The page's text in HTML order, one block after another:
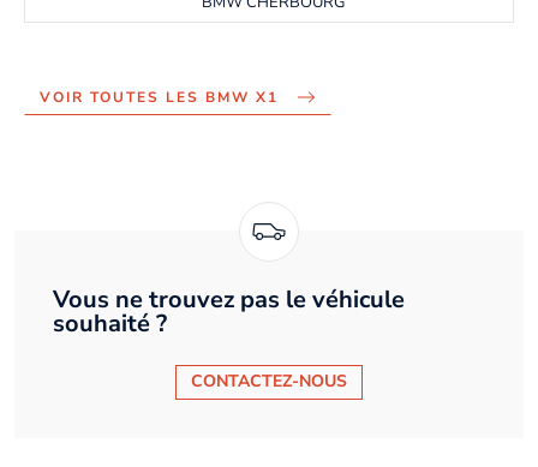
VOIR TOUTES LES BMW X1
Vous ne trouvez pas le véhicule
souhaité ?
CONTACTEZ-NOUS